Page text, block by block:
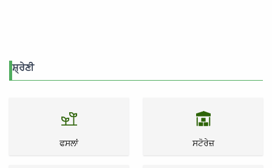
ਸ਼੍ਰੇਣੀ
ਫਸਲਾਂ ਸਟੋਰੇਜ਼